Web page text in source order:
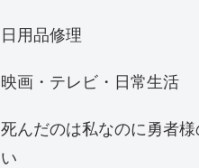
日用品修理
映画・テレビ・日常生活
死んだのは私なのに勇者
い